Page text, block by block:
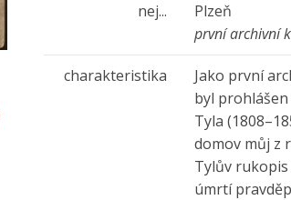
nej...
Plzeň
první archivní
charakteristika
Jako první
byl
Tyla
domov můj z
Tylův
úmrtí